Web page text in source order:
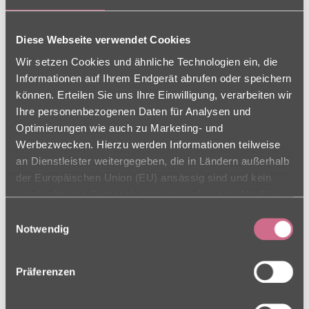
Diese Webseite verwendet Cookies
Wir setzen Cookies und ähnliche Technologien ein, die
Informationen auf Ihrem Endgerät abrufen oder speichern
können. Erteilen Sie uns Ihre Einwilligung, verarbeiten wir
Ihre personenbezogenen Daten für Analysen und
Optimierungen wie auch zu Marketing- und
Werbezwecken. Hierzu werden Informationen teilweise
an Dienstleister weitergegeben, die in Ländern außerhalb
der Europäischen Union (EU) ansässig sind und kein
vergleichbares Datenschutzniveau aufweisen. Mit Klick
Verwendung als auch der Drittstaatenübermittlung zu.
Ihre Einwilligung können Sie jederzeit in den Cookie-
Einstellungen, in denen Sie auch weitere Details zu
unseren Cookies finden, widerrufen oder abstufen.
Notwendig
Präferenzen
BESONDERHEITEN DER
EINRICHTUNG:
Alles direkt vor Ort
Wir möchten, dass sich unsere neuen
Bewohnerinnen und Bewohner wie Zuhause fühlen.